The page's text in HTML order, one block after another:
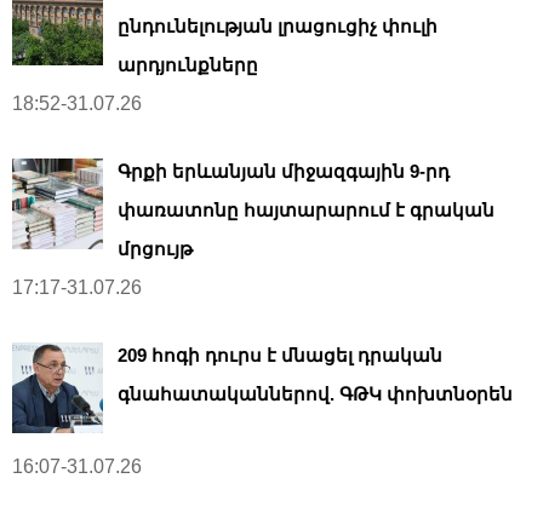
ընդունելության լրացուցիչ փուլի
արդյունքները
18:52-31.07.26
Գրքի երևանյան միջազգային 9-րդ
փառատոնը հայտարարում է գրական
մրցույթ
17:17-31.07.26
209 հոգի դուրս է մնացել դրական
գնահատականներով. ԳԹԿ փոխտնօրեն
16:07-31.07.26